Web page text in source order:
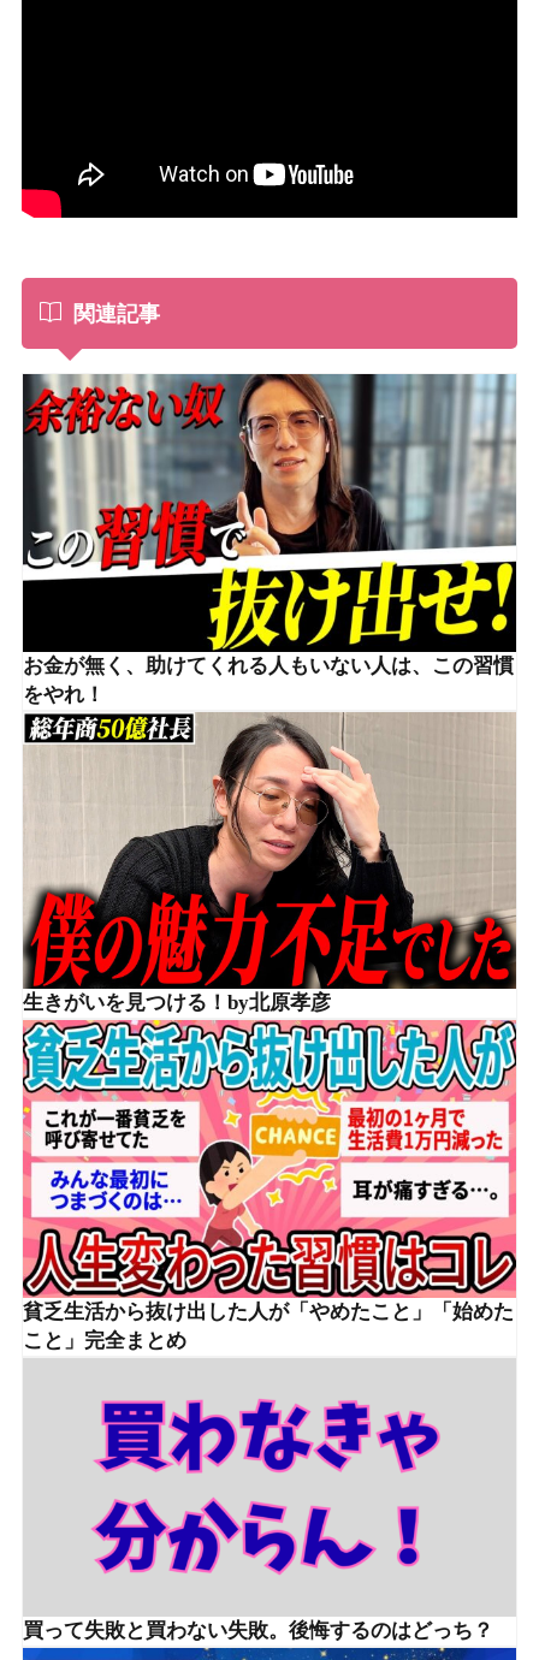
関連記事
お金が無く、助けてくれる人もいない人は、この習慣
をやれ！
生きがいを見つける！by北原孝彦
貧乏生活から抜け出した人が「やめたこと」「始めた
こと」完全まとめ
買って失敗と買わない失敗。後悔するのはどっち？